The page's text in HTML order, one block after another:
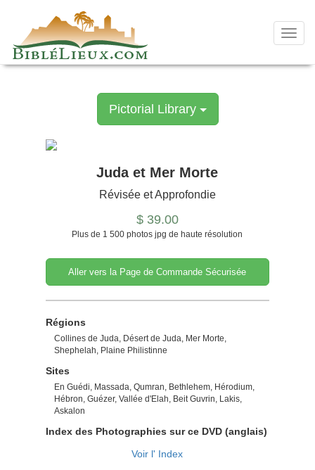
content
Pictorial Library
Juda et Mer Morte
Révisée et Approfondie
$ 39.00
Plus de 1 500 photos jpg de haute résolution
Aller vers la Page de Commande Sécurisée
Régions
Collines de Juda, Désert de Juda, Mer Morte,
Shephelah, Plaine Philistinne
Sites
En Guédi, Massada, Qumran, Bethlehem, Hérodium,
Hébron, Guézer, Vallée d'Elah, Beit Guvrin, Lakis,
Askalon
Index des Photographies sur ce DVD (anglais)
Voir l' Index